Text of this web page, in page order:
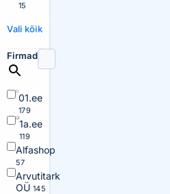
15
Vali kõik
Firmad
01.ee
179
1a.ee
119
Alfashop
57
Arvutitark
OÜ 145